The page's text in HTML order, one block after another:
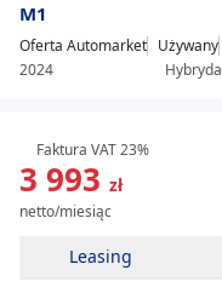
M1
Oferta Automarket Używany
2024
Hybryda
3 993 zł
netto/miesiąc
Faktura VAT 23%
Leasing